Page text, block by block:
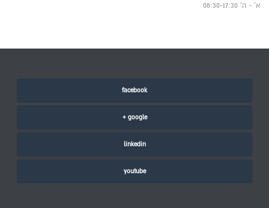
א' - ה' 08:30-17:30
facebook
google +
linkedin
youtube